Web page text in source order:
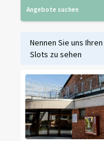
Angebote suchen
Nennen Sie uns Ihren
Slots zu sehen